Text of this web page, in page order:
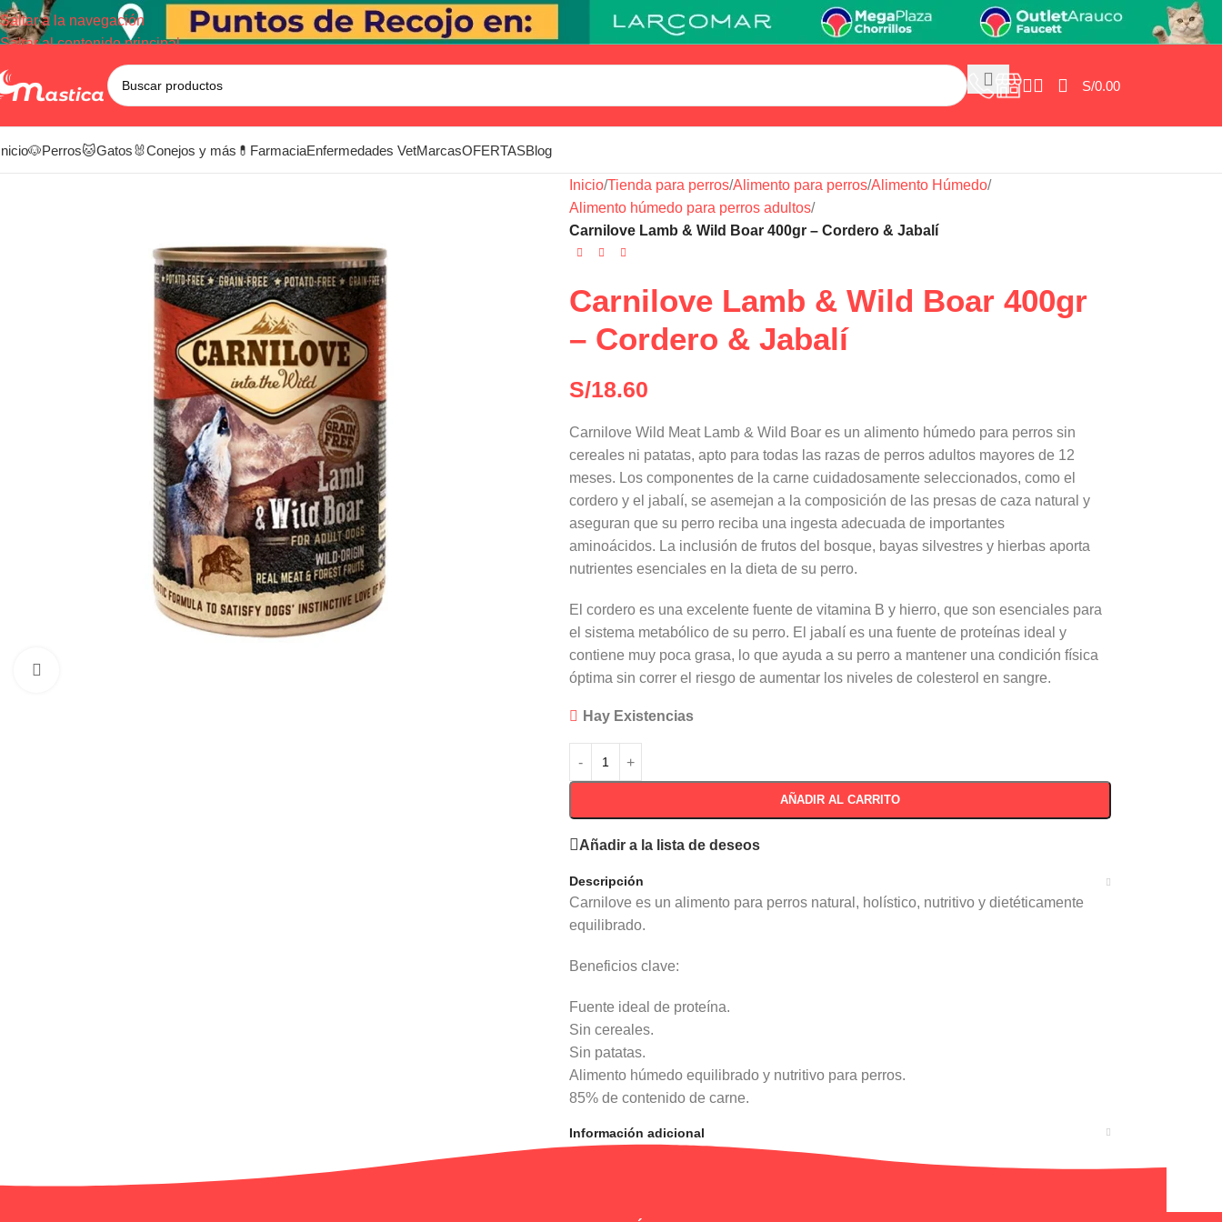
Saltar a la navegación
Saltar al contenido principal
S/0.00
🐶Perros🐱Gatos🐰Conejos y más 💊FarmaciaEnfermedades VetMarcasOFERTASBlog
Inicio/Tienda para perros/Alimento para perros/Alimento Húmedo/
Alimento húmedo para perros adultos/
Carnilove Lamb & Wild Boar 400gr – Cordero & Jabalí
Carnilove Lamb & Wild Boar 400gr
– Cordero & Jabalí
S/18.60
Carnilove Wild Meat Lamb & Wild Boar es un alimento húmedo para perros sin
cereales ni patatas, apto para todas las razas de perros adultos mayores de 12
meses. Los componentes de la carne cuidadosamente seleccionados, como el
cordero y el jabalí, se asemejan a la composición de las presas de caza natural y
aseguran que su perro reciba una ingesta adecuada de importantes
aminoácidos. La inclusión de frutos del bosque, bayas silvestres y hierbas aporta
nutrientes esenciales en la dieta de su perro.
El cordero es una excelente fuente de vitamina B y hierro, que son esenciales para
el sistema metabólico de su perro. El jabalí es una fuente de proteínas ideal y
contiene muy poca grasa, lo que ayuda a su perro a mantener una condición física
óptima sin correr el riesgo de aumentar los niveles de colesterol en sangre.
Hay Existencias
AÑADIR AL CARRITO
Añadir a la lista de deseos
Descripción
Carnilove es un alimento para perros natural, holístico, nutritivo y dietéticamente
equilibrado.
Beneficios clave:
Fuente ideal de proteína.
Sin cereales.
Sin patatas.
Alimento húmedo equilibrado y nutritivo para perros.
85% de contenido de carne.
Información adicional